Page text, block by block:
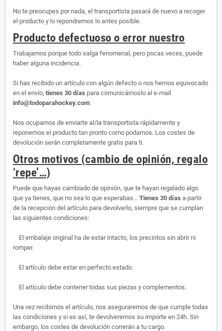
No te preocupes por nada, el transportista pasará de nuevo a recoger
el producto y lo repondremos lo antes posible.
Producto defectuoso o error nuestro
Trabajamos porque todo salga fenomenal, pero pocas veces, puede
haber alguna incidencia.
Si has recibido un artículo con algún defecto o nos hemos equivocado
en el envío, tienes 30 días para comunicárnoslo al e-mail
info@todoparahockey.com.
Nos ocupamos de enviarte al/la transportista rápidamente y
reponemos el producto tan pronto como podamos. Los costes de
devolución serán completamente gratis para ti.
Otros motivos (cambio de opinión, regalo
‘repe’…)
Puede que hayas cambiado de opinión, que te hayan regalado algo
que ya tienes, que no sea lo que esperabas… Tienes 30 días a partir
de la recepción del artículo para devolverlo, siempre que se cumplan
las siguientes condiciones:
El embalaje original ha de estar intacto, los precintos sin abrir ni
romper.
El artículo debe estar en perfecto estado.
El artículo debe contener todas sus piezas y complementos.
Una vez recibimos el artículo, nos aseguraremos de que cumple todas
las condiciones y si es así, te devolveremos su importe en 24h. Sin
embargo, los costes de devolución correrán a tu cargo.